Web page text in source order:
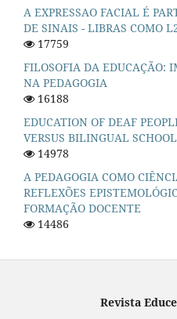
A EXPRESSAO FACIAL É
DE SINAIS - LIBRAS COMO
17759
FILOSOFIA DA EDUCAÇÃO:
NA PEDAGOGIA
16188
EDUCATION OF DEAF
VERSUS BILINGUAL SCHOOL
14978
A PEDAGOGIA COMO
REFLEXÕES
FORMAÇÃO DOCENTE
14486
Revista